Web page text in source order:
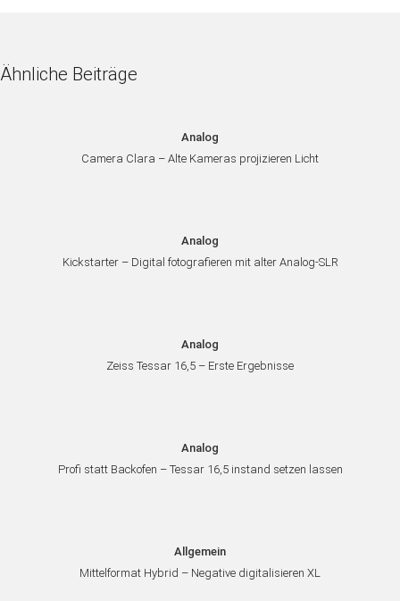
Ähnliche Beiträge
Analog
Camera Clara – Alte Kameras projizieren Licht
Analog
Kickstarter – Digital fotografieren mit alter Analog-SLR
Analog
Zeiss Tessar 16,5 – Erste Ergebnisse
Analog
Profi statt Backofen – Tessar 16,5 instand setzen lassen
Allgemein
Mittelformat Hybrid – Negative digitalisieren XL